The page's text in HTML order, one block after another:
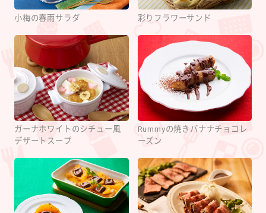
小梅の春雨サラダ 彩りフラワーサンド
ガーナホワイトのシチュー風
デザートスープ
Rummyの焼きバナナチョコレ
ーズン